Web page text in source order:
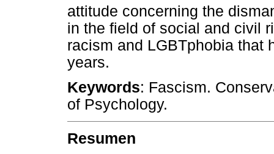
attitude concerning the
in the field of social and civil
racism and LGBTphobia that
years.
Keywords: Fascism.
of Psychology.
Resumen